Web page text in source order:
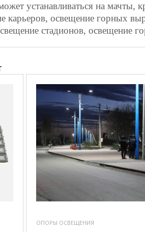
устанавливаться на мачты,
карьеров, освещение горных
стадионов, освещение
ОПОРЫ ОСВЕЩЕНИЯ